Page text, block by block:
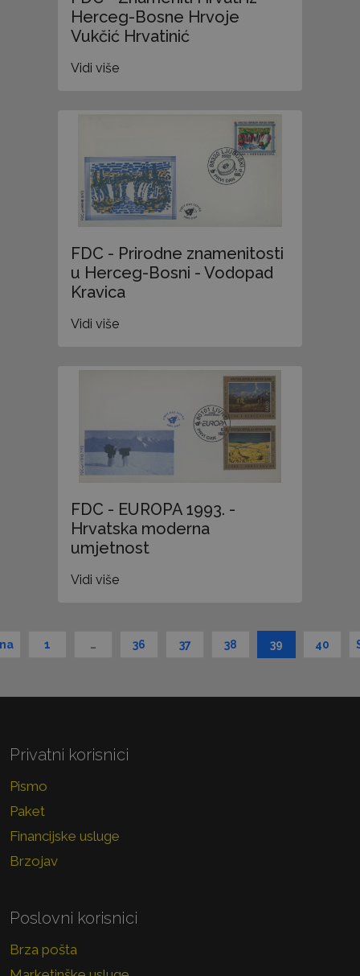
Herceg-Bosne Hrvoje
Vukčić Hrvatinić
Vidi više
FDC - Prirodne znamenitosti
u Herceg-Bosni - Vodopad
Kravica
Vidi više
FDC - EUROPA 1993. -
Hrvatska moderna
umjetnost
Vidi više
1 … 36 37 38 39 40
Privatni korisnici
Pismo
Paket
Financijske usluge
Brzojav
Poslovni korisnici
Brza pošta